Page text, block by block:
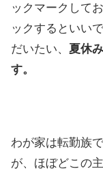
ックマークして
ックするといい
だいたい、 夏休
す。
わが家は転勤族
が、ほぼどこの